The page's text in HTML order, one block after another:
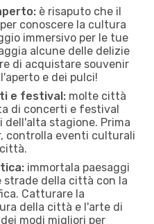
è risaputo che il
conoscere la cultura
immersivo per le tue
alcune delle delizie
di acquistare souvenir
e dei pulci!
e festival: molte città
di concerti e festival
dell'alta stagione. Prima
controlla eventi culturali
immortala paesaggi
strade della città con la
Catturare la
della città e l'arte di
modi migliori per